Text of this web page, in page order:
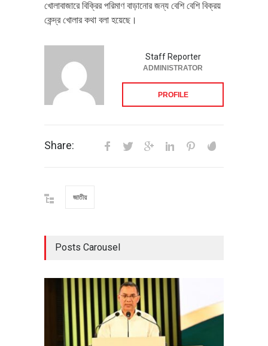
খোলাবাজারে বিক্রির পরিমাণ বাড়ানোর জন্য বেশি বেশি বিক্রয়
কেন্দ্র খোলার কথা বলা হয়েছে।
Staff Reporter
ADMINISTRATOR
PROFILE
Share:
জাতীয়
Posts Carousel